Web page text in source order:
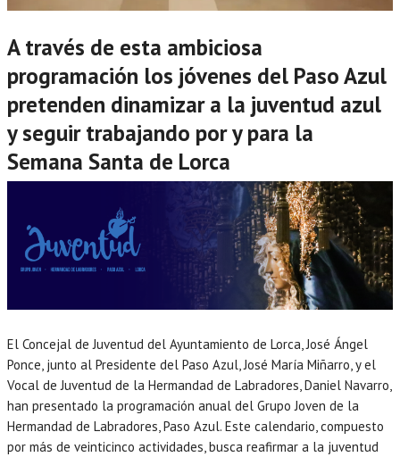
A través de esta ambiciosa
programación los jóvenes del Paso Azul
pretenden dinamizar a la juventud azul
y seguir trabajando por y para la
Semana Santa de Lorca
El Concejal de Juventud del Ayuntamiento de Lorca, José Ángel
Ponce, junto al Presidente del Paso Azul, José María Miñarro, y el
Vocal de Juventud de la Hermandad de Labradores, Daniel Navarro,
han presentado la programación anual del Grupo Joven de la
Hermandad de Labradores, Paso Azul. Este calendario, compuesto
por más de veinticinco actividades, busca reafirmar a la juventud